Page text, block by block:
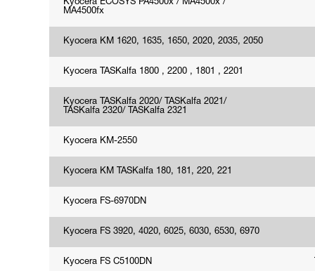
Kyocera ECOSYS PA4500x / MA4500x /
MA4500fx
Kyocera KM 1620, 1635, 1650, 2020, 2035, 2050
Kyocera TASKalfa 1800 , 2200 , 1801 , 2201
Kyocera TASKalfa 2020/ TASKalfa 2021/
TASKalfa 2320/ TASKalfa 2321
Kyocera KM-2550
Kyocera KM TASKalfa 180, 181, 220, 221
Kyocera FS-6970DN
Kyocera FS 3920, 4020, 6025, 6030, 6530, 6970
Kyocera FS C5100DN